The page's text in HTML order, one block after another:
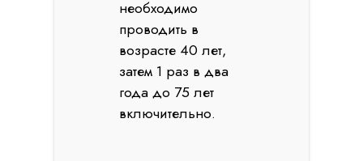
необходимо
проводить в
возрасте 40 лет,
затем 1 раз в два
года до 75 лет
включительно.